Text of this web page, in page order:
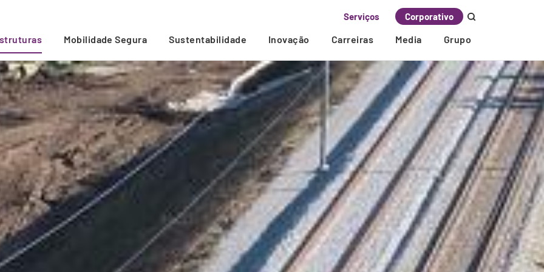
Serviços Corporativo
Mobilidade Segura Sustentabilidade Inovação Carreiras Media Grupo